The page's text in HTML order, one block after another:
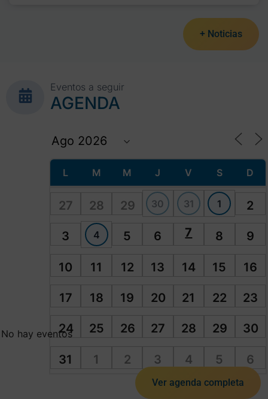
+ Noticias
Eventos a seguir
AGENDA
L M M J V S D
27 28 29 30 31 1 2
3 4 5 6 7 8 9
10 11 12 13 14 15 16
17 18 19 20 21 22 23
24 25 26 27 28 29 30
31 1 2 3 4 5 6
No hay eventos
Ver agenda completa